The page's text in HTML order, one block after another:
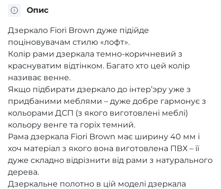
Опис
Дзеркало Fiori Brown дуже підійде
поціновувачам стилю «лофт».
Колір рами дзеркала темно-коричневий з
краснуватим відтінком. Багато хто цей колір
називає венне.
Якщо підбирати дзеркало до інтер’эру уже з
придбаними меблями – дуже добре гармонує з
кольорами ДСП (з якого виготовлені меблі)
кольору венге та горіх темний.
Рама дзеркала Fiori Brown має ширину 40 мм і
хоч матеріал з якого вона виготовлена ПВХ – її
дуже складно відрізнити від рами з натурального
дерева.
Дзеркальне полотно в цій моделі дзеркала